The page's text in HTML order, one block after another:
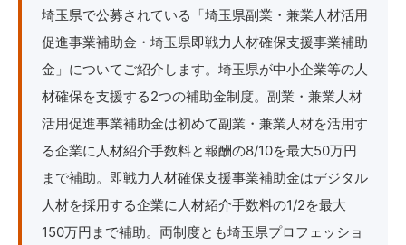
埼玉県で公募されている「埼玉県副業・兼業人材活用
促進事業補助金・埼玉県即戦力人材確保支援事業補助
金」についてご紹介します。埼玉県が中小企業等の人
材確保を支援する2つの補助金制度。副業・兼業人材
活用促進事業補助金は初めて副業・兼業人材を活用す
る企業に人材紹介手数料と報酬の8/10を最大50万円
まで補助。即戦力人材確保支援事業補助金はデジタル
人材を採用する企業に人材紹介手数料の1/2を最大
150万円まで補助。両制度とも埼玉県プロフェッショ